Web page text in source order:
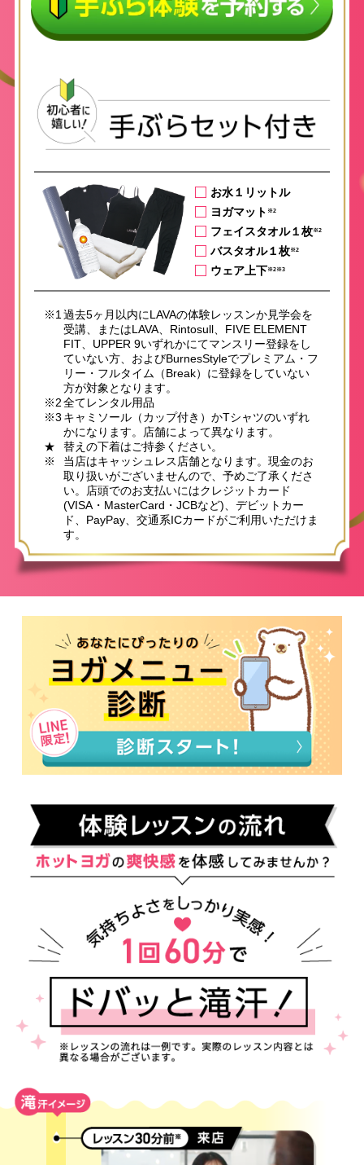
お水１リットル
ヨガマット ※2
フェイスタオル１枚※2
バスタオル１枚※2
ウェア上下※2※3
※1 過去5ヶ月以内にLAVAの体験レッスンか見学会を
受講、またはLAVA、Rintosull、FIVE ELEMENT
FIT、UPPER 9いずれかにてマンスリー登録をし
ていない方、およびBurnesStyleでプレミアム・フ
リー・フルタイム（Break）に登録をしていない
方が対象となります。
※2全てレンタル用品
※3 キャミソール（カップ付き）かTシャツのいずれ
かになります。店舗によって異なります。
★
替えの下着はご持参ください。
※
当店はキャッシュレス店舗となります。現金のお
取り扱いがございませんので、予めご了承くださ
い。店頭でのお支払いにはクレジットカード
(VISA・MasterCard・JCBなど)、デビットカー
ド、PayPay、交通系ICカードがご利用いただけま
す。